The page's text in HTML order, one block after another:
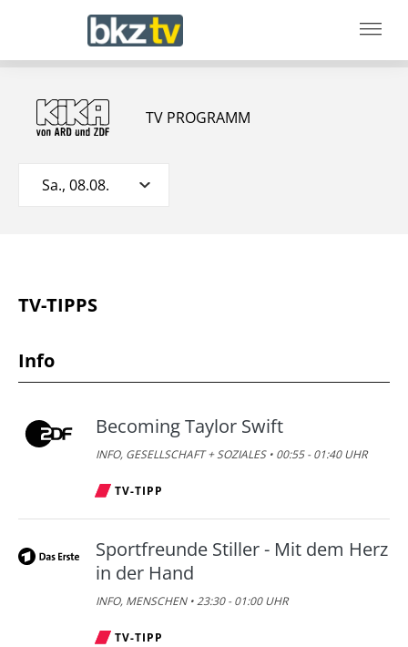
TV PROGRAMM
Sa., 08.08.
TV-TIPPS
Info
Becoming Taylor Swift
INFO, GESELLSCHAFT + SOZIALES • 00:55 - 01:40 UHR
TV-TIPP
Sportfreunde Stiller - Mit dem Herz
in der Hand
INFO, MENSCHEN • 23:30 - 01:00 UHR
TV-TIPP